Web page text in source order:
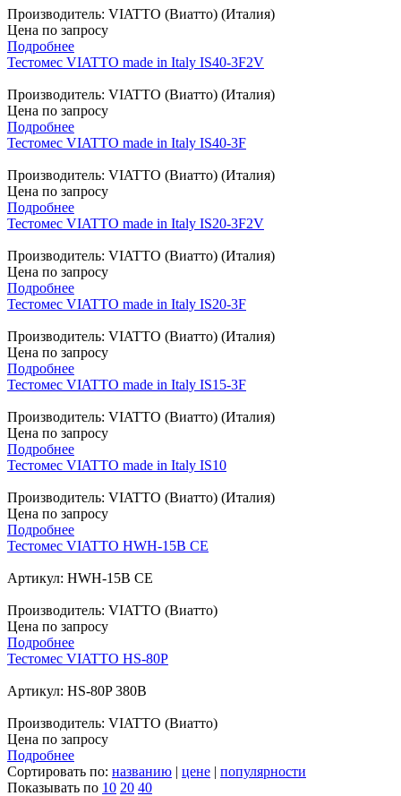
Производитель: VIATTO (Виатто) (Италия)
Цена по запросу
Подробнее
Тестомес VIATTO made in Italy IS40-3F2V
Производитель: VIATTO (Виатто) (Италия)
Цена по запросу
Подробнее
Тестомес VIATTO made in Italy IS40-3F
Производитель: VIATTO (Виатто) (Италия)
Цена по запросу
Подробнее
Тестомес VIATTO made in Italy IS20-3F2V
Производитель: VIATTO (Виатто) (Италия)
Цена по запросу
Подробнее
Тестомес VIATTO made in Italy IS20-3F
Производитель: VIATTO (Виатто) (Италия)
Цена по запросу
Подробнее
Тестомес VIATTO made in Italy IS15-3F
Производитель: VIATTO (Виатто) (Италия)
Цена по запросу
Подробнее
Тестомес VIATTO made in Italy IS10
Производитель: VIATTO (Виатто) (Италия)
Цена по запросу
Подробнее
Тестомес VIATTO HWH-15B CE
Артикул: HWH-15B СЕ
Производитель: VIATTO (Виатто)
Цена по запросу
Подробнее
Тестомес VIATTO HS-80P
Артикул: HS-80P 380В
Производитель: VIATTO (Виатто)
Цена по запросу
Подробнее
Сортировать по: названию | цене | популярности
Показывать по 10 20 40